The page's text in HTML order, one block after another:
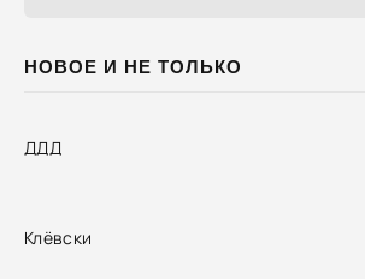
НОВОЕ И НЕ ТОЛЬКО
ДДД
Клёвски